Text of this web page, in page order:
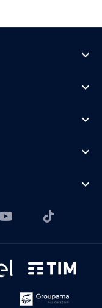
expand_more
expand_more
expand_more
expand_more
expand_more